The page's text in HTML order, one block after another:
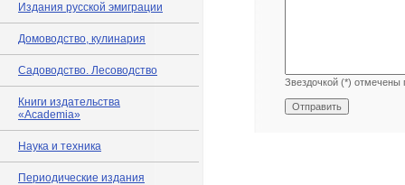
Издания русской эмиграции
Домоводство, кулинария
Садоводство. Лесоводство
Книги издательства
«Academia»
Наука и техника
Периодические издания
Звездочкой (*) отмечены